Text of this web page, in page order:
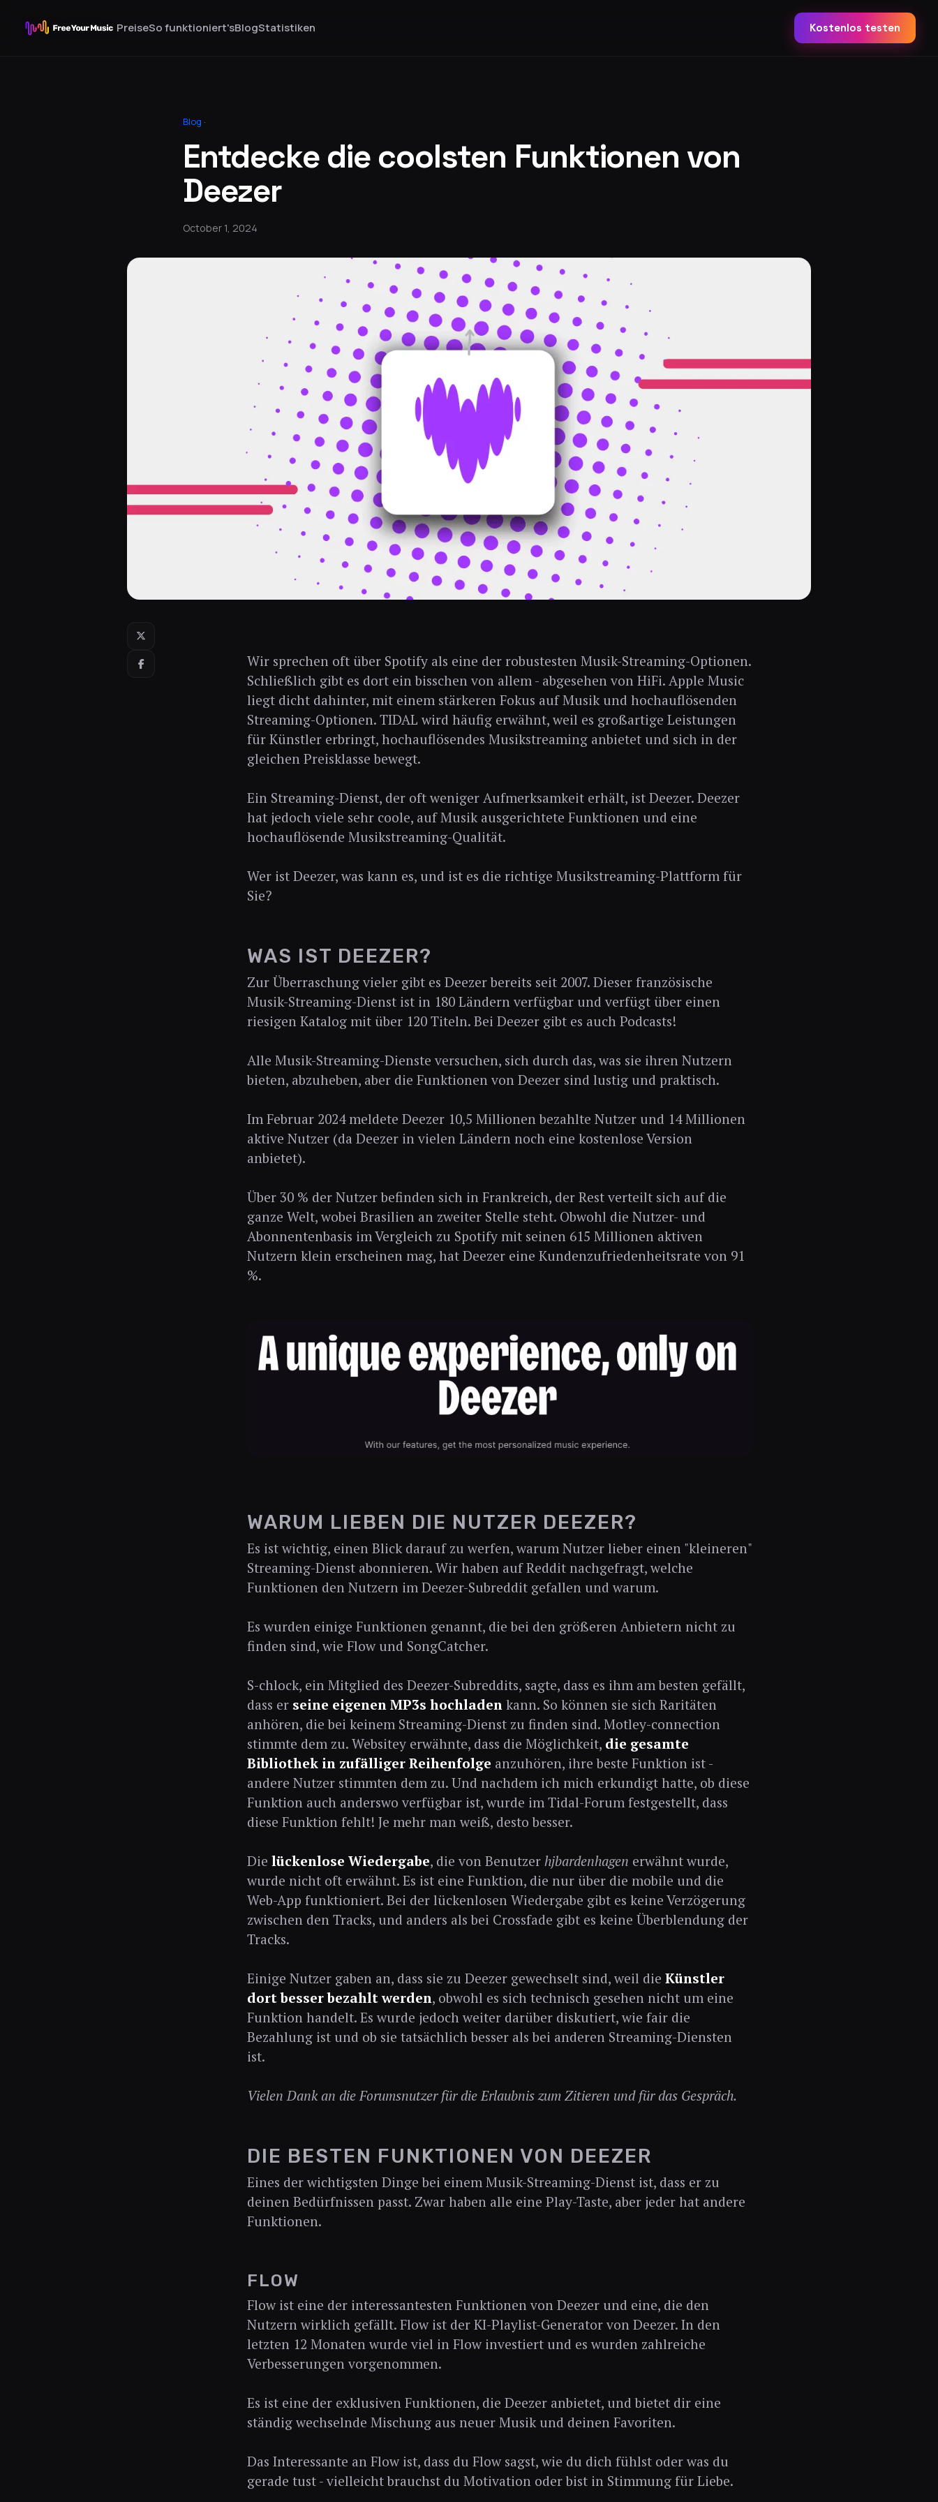
PreiseSo funktioniert'sBlogStatistiken Kostenlos testen
Blog ·
Entdecke die coolsten Funktionen von
Deezer
October 1, 2024
Wir sprechen oft über Spotify als eine der robustesten Musik-Streaming-Optionen.
Schließlich gibt es dort ein bisschen von allem - abgesehen von HiFi. Apple Music
liegt dicht dahinter, mit einem stärkeren Fokus auf Musik und hochauflösenden
Streaming-Optionen. TIDAL wird häufig erwähnt, weil es großartige Leistungen
für Künstler erbringt, hochauflösendes Musikstreaming anbietet und sich in der
gleichen Preisklasse bewegt.
Ein Streaming-Dienst, der oft weniger Aufmerksamkeit erhält, ist Deezer. Deezer
hat jedoch viele sehr coole, auf Musik ausgerichtete Funktionen und eine
hochauflösende Musikstreaming-Qualität.
Wer ist Deezer, was kann es, und ist es die richtige Musikstreaming-Plattform für
Sie?
WAS IST DEEZER?
Zur Überraschung vieler gibt es Deezer bereits seit 2007. Dieser französische
Musik-Streaming-Dienst ist in 180 Ländern verfügbar und verfügt über einen
riesigen Katalog mit über 120 Titeln. Bei Deezer gibt es auch Podcasts!
Alle Musik-Streaming-Dienste versuchen, sich durch das, was sie ihren Nutzern
bieten, abzuheben, aber die Funktionen von Deezer sind lustig und praktisch.
Im Februar 2024 meldete Deezer 10,5 Millionen bezahlte Nutzer und 14 Millionen
aktive Nutzer (da Deezer in vielen Ländern noch eine kostenlose Version
anbietet).
Über 30 % der Nutzer befinden sich in Frankreich, der Rest verteilt sich auf die
ganze Welt, wobei Brasilien an zweiter Stelle steht. Obwohl die Nutzer- und
Abonnentenbasis im Vergleich zu Spotify mit seinen 615 Millionen aktiven
Nutzern klein erscheinen mag, hat Deezer eine Kundenzufriedenheitsrate von 91
%.
WARUM LIEBEN DIE NUTZER DEEZER?
Es ist wichtig, einen Blick darauf zu werfen, warum Nutzer lieber einen "kleineren"
Streaming-Dienst abonnieren. Wir haben auf Reddit nachgefragt, welche
Funktionen den Nutzern im Deezer-Subreddit gefallen und warum.
Es wurden einige Funktionen genannt, die bei den größeren Anbietern nicht zu
finden sind, wie Flow und SongCatcher.
S-chlock, ein Mitglied des Deezer-Subreddits, sagte, dass es ihm am besten gefällt,
dass er seine eigenen MP3s hochladenkann. So können sie sich Raritäten
anhören, die bei keinem Streaming-Dienst zu finden sind. Motley-connection
stimmte dem zu. Websitey erwähnte, dass die Möglichkeit, die gesamte
Bibliothek in zufälliger Reihenfolge anzuhören, ihre beste Funktion ist -
andere Nutzer stimmten dem zu. Und nachdem ich mich erkundigt hatte, ob diese
Funktion auch anderswo verfügbar ist, wurde im Tidal-Forum festgestellt, dass
diese Funktion fehlt! Je mehr man weiß, desto besser.
Die lückenlose Wiedergabe, die von Benutzerhjbardenhagen erwähnt wurde,
wurde nicht oft erwähnt. Es ist eine Funktion, die nur über die mobile und die
Web-App funktioniert. Bei der lückenlosen Wiedergabe gibt es keine Verzögerung
zwischen den Tracks, und anders als bei Crossfade gibt es keine Überblendung der
Tracks.
Einige Nutzer gaben an, dass sie zu Deezer gewechselt sind, weil die Künstler
dort besser bezahlt werden, obwohl es sich technisch gesehen nicht um eine
Funktion handelt. Es wurde jedoch weiter darüber diskutiert, wie fair die
Bezahlung ist und ob sie tatsächlich besser als bei anderen Streaming-Diensten
ist.
Vielen Dank an die Forumsnutzer für die Erlaubnis zum Zitieren und für das Gespräch.
DIE BESTEN FUNKTIONEN VON DEEZER
Eines der wichtigsten Dinge bei einem Musik-Streaming-Dienst ist, dass er zu
deinen Bedürfnissen passt. Zwar haben alle eine Play-Taste, aber jeder hat andere
Funktionen.
FLOW
Flow ist eine der interessantesten Funktionen von Deezer und eine, die den
Nutzern wirklich gefällt. Flow ist der KI-Playlist-Generator von Deezer. In den
letzten 12 Monaten wurde viel in Flow investiert und es wurden zahlreiche
Verbesserungen vorgenommen.
Es ist eine der exklusiven Funktionen, die Deezer anbietet, und bietet dir eine
ständig wechselnde Mischung aus neuer Musik und deinen Favoriten.
Das Interessante an Flow ist, dass du Flow sagst, wie du dich fühlst oder was du
gerade tust - vielleicht brauchst du Motivation oder bist in Stimmung für Liebe.